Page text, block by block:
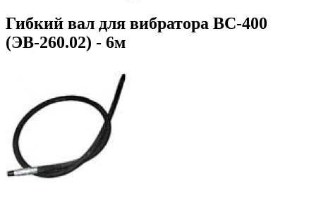
Гибкий вал для вибратора ВС-400
(ЭВ-260.02) - 6м